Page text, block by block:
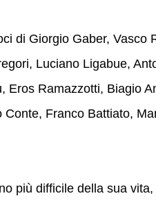
di Giorgio Gaber, Vasco
Luciano Ligabue,
Eros Ramazzotti, Biagio
Conte, Franco Battiato,
più difficile della sua